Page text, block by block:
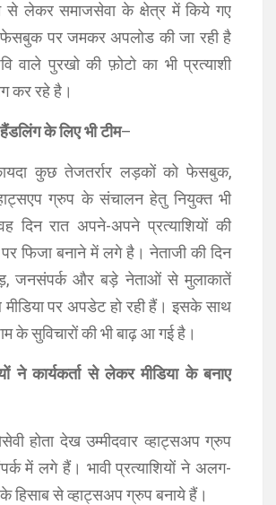
से लेकर समाजसेवा के क्षेत्र में किये गए
फेसबुक पर जमकर अपलोड की जा रही है
वाले पुरखो की फ़ोटो का भी प्रत्याशी
कर रहे है।
के लिए भी टीम–
कुछ तेजतर्रार लड़कों को फेसबुक,
ग्रुप के संचालन हेतु नियुक्त भी
दिन रात अपने-अपने प्रत्याशियों की
पर फिजा बनाने में लगे है। नेताजी की दिन
जनसंपर्क और बड़े नेताओं से मुलाकातें
मीडिया पर अपडेट हो रही हैं। इसके साथ
के सुविचारों की भी बाढ़ आ गई है।
ने कार्यकर्ता से लेकर मीडिया के बनाए
होता देख उम्मीदवार व्हाट्सअप ग्रुप
में लगे हैं। भावी प्रत्याशियों ने अलग-
हिसाब से व्हाट्सअप ग्रुप बनाये हैं।